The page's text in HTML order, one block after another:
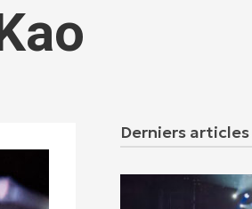
Derniers articles